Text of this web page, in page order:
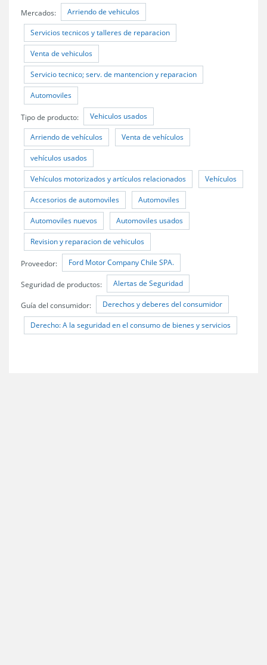
Mercados: Arriendo de vehiculos
Servicios tecnicos y talleres de reparacion
Venta de vehiculos
Servicio tecnico; serv. de mantencion y reparacion
Automoviles
Tipo de producto: Vehiculos usados
Arriendo de vehículos Venta de vehículos
vehículos usados
Vehículos motorizados y artículos relacionados Vehículos
Accesorios de automoviles Automoviles
Automoviles nuevos Automoviles usados
Revision y reparacion de vehiculos
Proveedor: Ford Motor Company Chile SPA.
Seguridad de productos: Alertas de Seguridad
Guía del consumidor: Derechos y deberes del consumidor
Derecho: A la seguridad en el consumo de bienes y servicios